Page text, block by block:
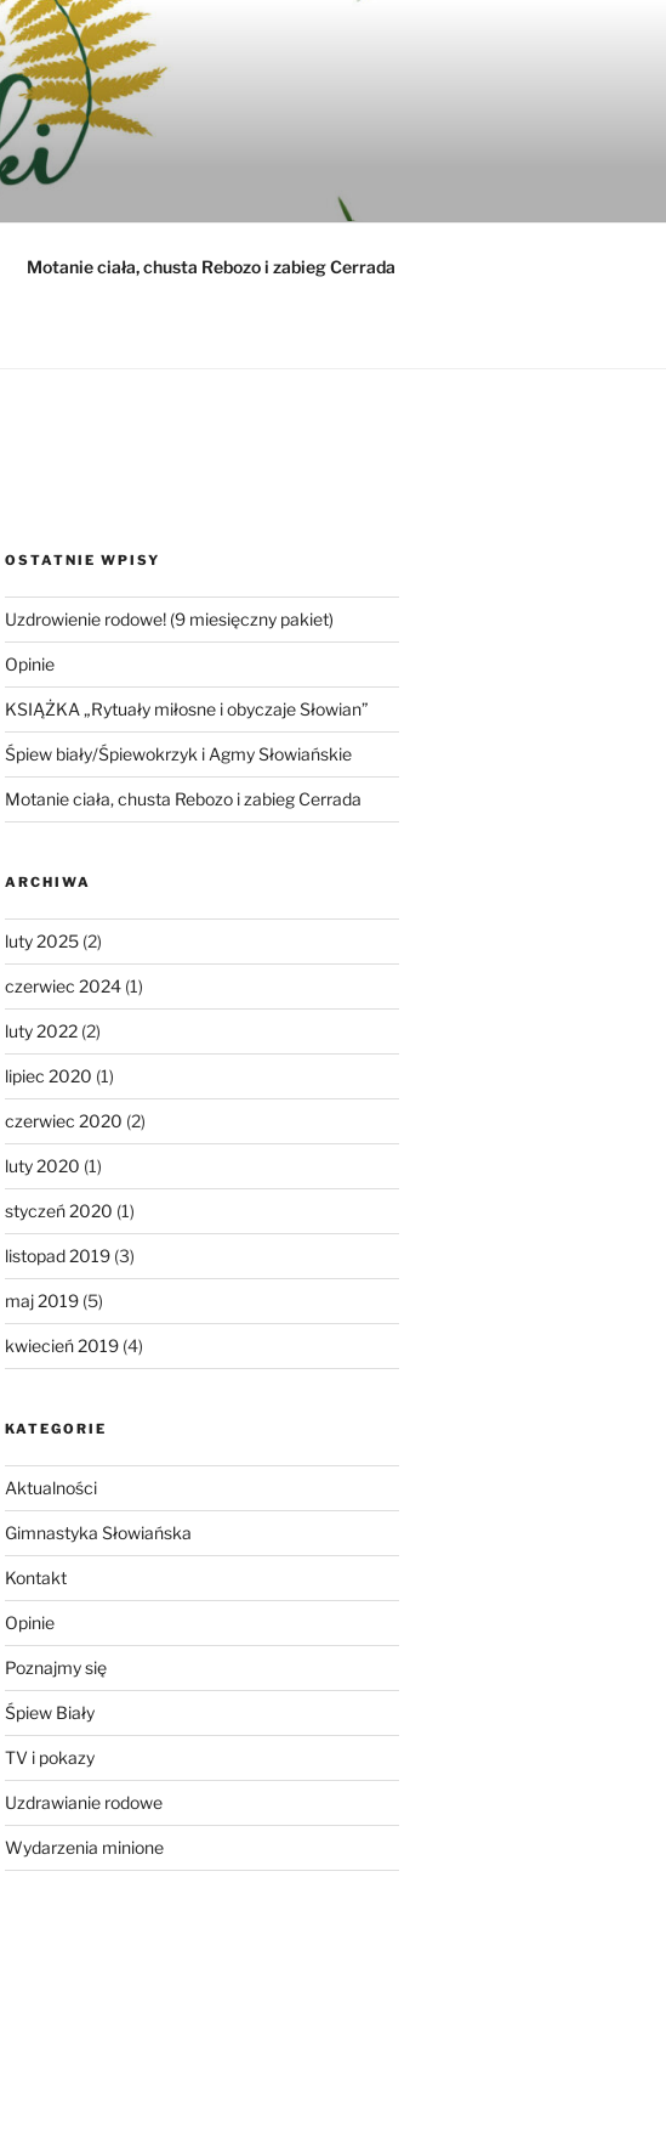
Motanie ciała, chusta Rebozo i zabieg Cerrada
OSTATNIE WPISY
Uzdrowienie rodowe! (9 miesięczny pakiet)
Opinie
KSIĄŻKA „Rytuały miłosne i obyczaje Słowian”
Śpiew biały/Śpiewokrzyk i Agmy Słowiańskie
Motanie ciała, chusta Rebozo i zabieg Cerrada
ARCHIWA
luty 2025(2)
czerwiec 2024(1)
luty 2022(2)
lipiec 2020 (1)
czerwiec 2020 (2)
luty 2020 (1)
styczeń 2020 (1)
listopad 2019(3)
maj 2019(5)
kwiecień 2019(4)
KATEGORIE
Aktualności
Gimnastyka Słowiańska
Kontakt
Opinie
Poznajmy się
Śpiew Biały
TV i pokazy
Uzdrawianie rodowe
Wydarzenia minione